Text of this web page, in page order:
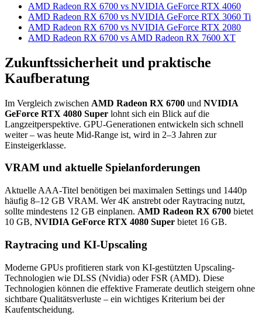
AMD Radeon RX 6700 vs NVIDIA GeForce RTX 4060
AMD Radeon RX 6700 vs NVIDIA GeForce RTX 3060 Ti
AMD Radeon RX 6700 vs NVIDIA GeForce RTX 2080
AMD Radeon RX 6700 vs AMD Radeon RX 7600 XT
Zukunftssicherheit und praktische
Kaufberatung
Im Vergleich zwischen AMD Radeon RX 6700 und NVIDIA
GeForce RTX 4080 Super lohnt sich ein Blick auf die
Langzeitperspektive. GPU-Generationen entwickeln sich schnell
weiter – was heute Mid-Range ist, wird in 2–3 Jahren zur
Einsteigerklasse.
VRAM und aktuelle Spielanforderungen
Aktuelle AAA-Titel benötigen bei maximalen Settings und 1440p
häufig 8–12 GB VRAM. Wer 4K anstrebt oder Raytracing nutzt,
sollte mindestens 12 GB einplanen. AMD Radeon RX 6700 bietet
10 GB, NVIDIA GeForce RTX 4080 Super bietet 16 GB.
Raytracing und KI-Upscaling
Moderne GPUs profitieren stark von KI-gestützten Upscaling-
Technologien wie DLSS (Nvidia) oder FSR (AMD). Diese
Technologien können die effektive Framerate deutlich steigern ohne
sichtbare Qualitätsverluste – ein wichtiges Kriterium bei der
Kaufentscheidung.